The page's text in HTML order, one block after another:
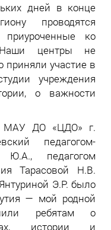
дней в конце
проводятся
приуроченные ко
Наши центры не
приняли участие в
учреждения
о важности
МАУ ДО «ЦДО» г.
педагогом-
Ю.А., педагогом
Тарасовой Н.В.
Э.Р. было
— мой родной
ребятам о
истории и